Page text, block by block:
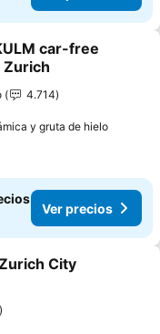
favoritos
car-free
Zurich
4.714
y gruta de hieloVer
Ver precios
favoritos
City